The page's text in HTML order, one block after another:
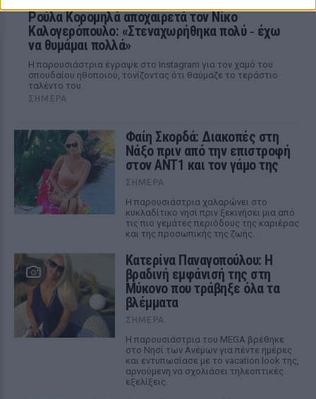
Ρούλα Κορομηλά αποχαιρετά τον Νίκο
Καλογερόπουλο: «Στεναχωρήθηκα πολύ ‑ έχω
να θυμάμαι πολλά»
Η παρουσιάστρια έγραψε στο Instagram για τον χαμό του
σπουδαίου ηθοποιού, τονίζοντας ότι θαύμαζε το τεράστιο
ταλέντο του.
ΣΉΜΕΡΑ
Φαίη Σκορδά: Διακοπές στη
Νάξο πριν από την επιστροφή
στον ΑΝΤ1 και τον γάμο της
ΣΉΜΕΡΑ
Η παρουσιάστρια χαλαρώνει στο
κυκλαδίτικο νησί πριν ξεκινήσει μια από
τις πιο γεμάτες περιόδους της καριέρας
και της προσωπικής της ζωής.
Κατερίνα Παναγοπούλου: Η
βραδινή εμφάνισή της στη
Μύκονο που τράβηξε όλα τα
βλέμματα
ΣΉΜΕΡΑ
Η παρουσιάστρια του MEGA βρέθηκε
στο Νησί των Ανέμων για πέντε ημέρες
και εντυπωσίασε με το vacation look της,
αρνούμενη να σχολιάσει τηλεοπτικές
εξελίξεις.